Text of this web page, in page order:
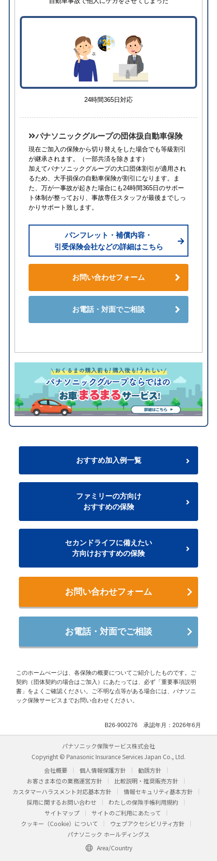
24時間365日対応
パナソニックグループの団体扱自動車保険
現在ご加入の保険から切り替えをした場合でも等級割引
が継承されます。
（一部共済を除きます）
加えてパナソニックグループの大口団体割引が適用され
るため、⼤⼿損保の自動車保険が割引になります。ま
た、万が一事故が起きた場合にも24時間365日のサポー
ト体制が整っており、事故専任スタッフが最後までしっ
かりサポート致します。
パンフレット・補償内容・
引受保険会社などの詳細はこちら
お問い合わせフォーム
お電話・対面でご相談
おすすめ加入例一覧
ファミリーの方向け
おすすめの保険
セカンドライフに備えたい
方向けおすすめの保険
お問い合わせフォーム
お電話・対面でご相談
このホームぺージは、各保険の概要についてご紹介したものです。ご
契約（団体契約の場合はご加入）にあたっては、必ず「重要事項説明
書」をよくご確認ください。ご不明な点等がある場合には、パナソニ
ック保険サービスまでお問い合わせください。
B26-900276 承認年月：2026年6月
パナソニック保険サービス株式会社
Copyright © Panasonic Insurance Services Japan Co., Ltd.
会社概要
個人情報保護方針
勧誘方針
お客さま本位の業務運営方針
比較説明・推奨販売方針
カスタマーハラスメント対応基本方針
情報セキュリティ基本方針
採用に関するお問い合わせ
わたしの保険手帳利用規約
サイトマップ
サイトのご利用にあたって
クッキー（Cookie）について
ウェブアクセシビリティ方針
パナソニック ホールディングス
Area/Country